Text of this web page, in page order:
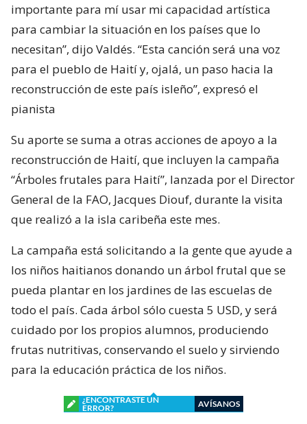
importante para mí usar mi capacidad artística
para cambiar la situación en los países que lo
necesitan”, dijo Valdés. “Esta canción será una voz
para el pueblo de Haití y, ojalá, un paso hacia la
reconstrucción de este país isleño”, expresó el
pianista
Su aporte se suma a otras acciones de apoyo a la
reconstrucción de Haití, que incluyen la campaña
“Árboles frutales para Haití”, lanzada por el Director
General de la FAO, Jacques Diouf, durante la visita
que realizó a la isla caribeña este mes.
La campaña está solicitando a la gente que ayude a
los niños haitianos donando un árbol frutal que se
pueda plantar en los jardines de las escuelas de
todo el país. Cada árbol sólo cuesta 5 USD, y será
cuidado por los propios alumnos, produciendo
frutas nutritivas, conservando el suelo y sirviendo
para la educación práctica de los niños.
¿ENCONTRASTE UN
ERROR?
AVÍSANOS